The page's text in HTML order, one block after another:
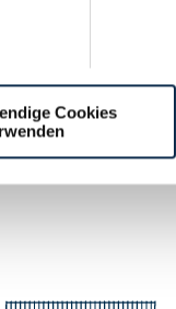
Cookies